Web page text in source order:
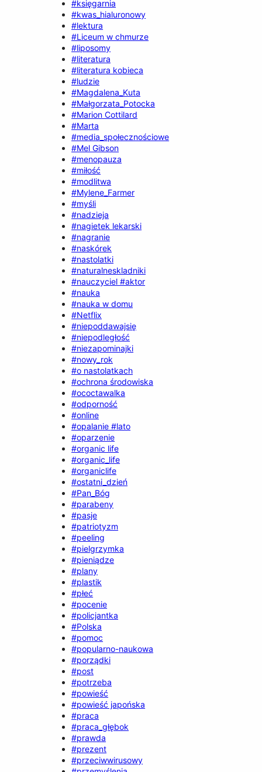
#księgarnia
#kwas_hialuronowy
#lektura
#Liceum w chmurze
#liposomy
#literatura
#literatura kobieca
#ludzie
#Magdalena_Kuta
#Małgorzata_Potocka
#Marion Cottilard
#Marta
#media_społecznościowe
#Mel Gibson
#menopauza
#miłość
#modlitwa
#Mylene_Farmer
#myśli
#nadzieja
#nagietek lekarski
#nagranie
#naskórek
#nastolatki
#naturalneskladniki
#nauczyciel #aktor
#nauka
#nauka w domu
#Netflix
#niepoddawajsię
#niepodległość
#niezapominajki
#nowy_rok
#o nastolatkach
#ochrona środowiska
#ococtawalka
#odporność
#online
#opalanie #lato
#oparzenie
#organic life
#organic_life
#organiclife
#ostatni_dzień
#Pan_Bóg
#parabeny
#pasje
#patriotyzm
#peeling
#pielgrzymka
#pieniądze
#plany
#plastik
#płeć
#pocenie
#policjantka
#Polska
#pomoc
#popularno-naukowa
#porządki
#post
#potrzeba
#powieść
#powieść japońska
#praca
#praca_głębok
#prawda
#prezent
#przeciwwirusowy